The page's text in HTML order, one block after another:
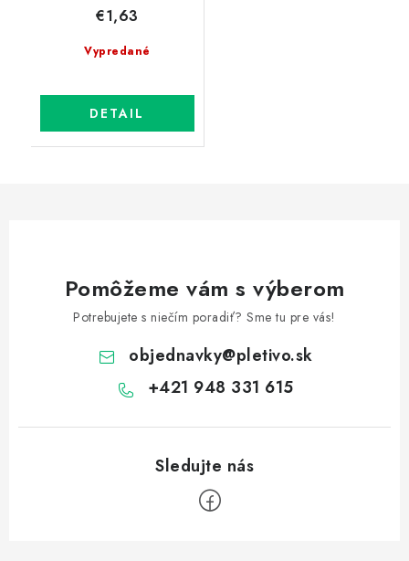
Vypredané
€1,63
DETAIL
Pomôžeme vám s výberom
Potrebujete s niečím poradiť? Sme tu pre vás!
objednavky@pletivo.sk
+421 948 331 615